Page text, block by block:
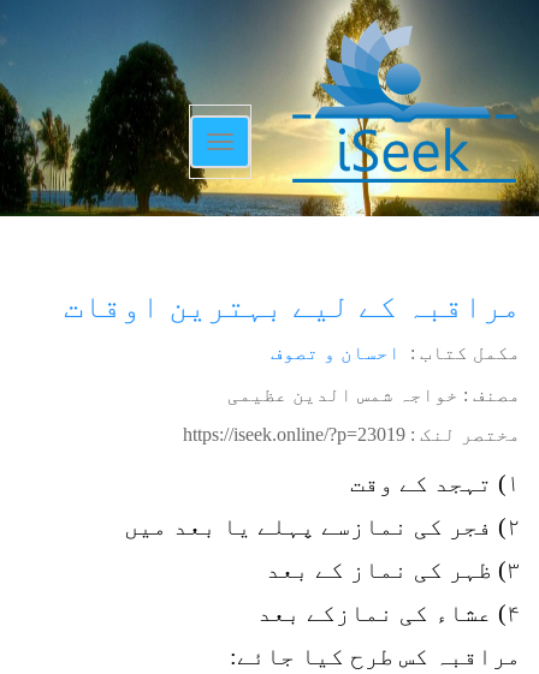
Toggle
navigation
مراقبہ کے لیے بہترین اوقات
مکمل کتاب : احسان و تصوف
مصنف : خواجہ شمس الدین عظیمی
مختصر لنک : https://iseek.online/?p=23019
۱) تہجد کے وقت
۲) فجر کی نمازسے پہلے یا بعد میں
۳) ظہر کی نماز کے بعد
۴) عشاء کی نمازکے بعد
مراقبہ کس طرح کیا جائے: